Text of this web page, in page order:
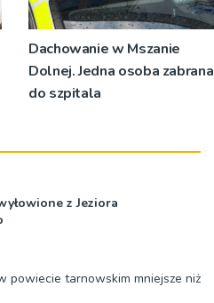
Dachowanie w Mszanie
Dolnej. Jedna osoba zabrana
do szpitala
z Jeziora
powiecie tarnowskim mniejsze niż